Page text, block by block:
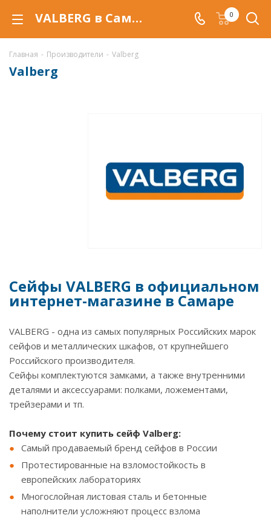
VALBERG в Самаре, популярная Российская марка сейфов и металлических шкафов 0
Главная - Производители - Valberg
Valberg
Сейфы VALBERG в официальном
интернет-магазине в Самаре
VALBERG - одна из самых популярных Российских марок
сейфов и металлических шкафов, от крупнейшего
Российского производителя.
Сейфы комплектуются замками, а также внутренними
деталями и аксессуарами: полками, ложементами,
трейзерами и тп.
Почему стоит купить сейф Valberg:
Самый продаваемый бренд сейфов в России
Протестированные на взломостойкость в
европейских лабораториях
Многослойная листовая сталь и бетонные
наполнители усложняют процесс взлома